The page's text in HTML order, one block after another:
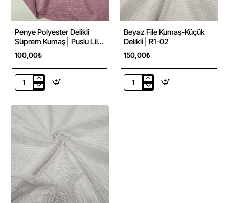
Penye Polyester Delikli
Süprem Kumaş | Puslu Lila
| A-06
100,00₺
Penye
Delikli
Süprem
Kumaş
|
Puslu
Lila
|
A-
06
Beyaz File Kumaş-Küçük
Delikli | R1-02
150,00₺
Beyaz